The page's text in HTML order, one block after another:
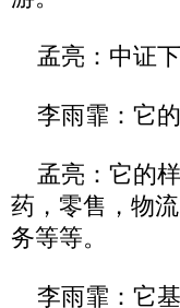
孟亮：中证下
李雨霏：它的
孟亮：它的样
药，零售，物
务等等。
李雨霏：它基